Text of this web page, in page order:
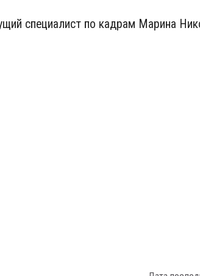
специалист по кадрам Марина